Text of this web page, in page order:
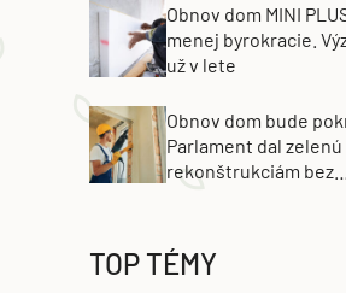
Obnov dom MINI
menej byrokracie.
už v lete
Obnov dom bude
Parlament dal zelenú
rekonštrukciám bez
TOP TÉMY